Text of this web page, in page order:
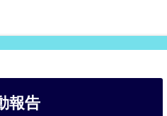
報告